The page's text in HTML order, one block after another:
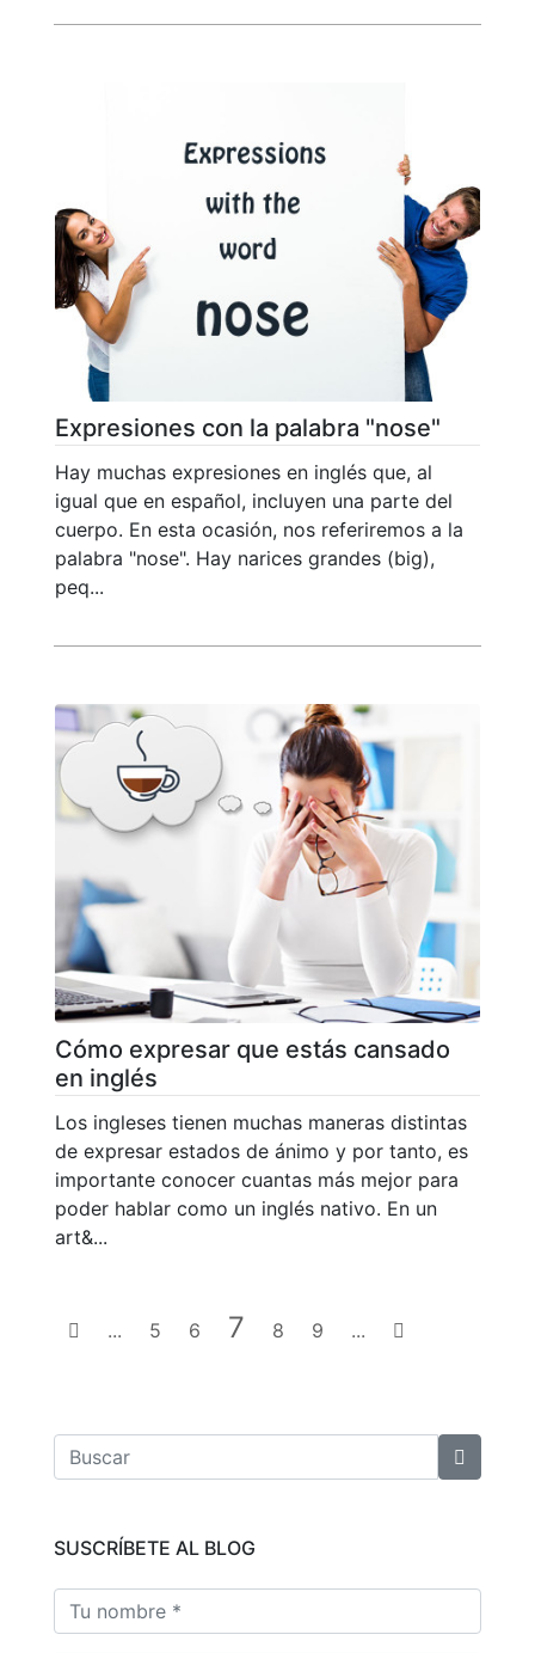
Expresiones con la palabra "nose"
Hay muchas expresiones en inglés que, al
igual que en español, incluyen una parte del
cuerpo. En esta ocasión, nos referiremos a la
palabra "nose". Hay narices grandes (big),
peq...
Cómo expresar que estás cansado
en inglés
Los ingleses tienen muchas maneras distintas
de expresar estados de ánimo y por tanto, es
importante conocer cuantas más mejor para
poder hablar como un inglés nativo. En un
art&...
... 5 6 7 8 9 ...
SUSCRÍBETE AL BLOG